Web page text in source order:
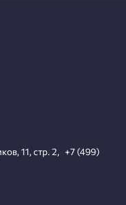
11, стр. 2, +7 (499)